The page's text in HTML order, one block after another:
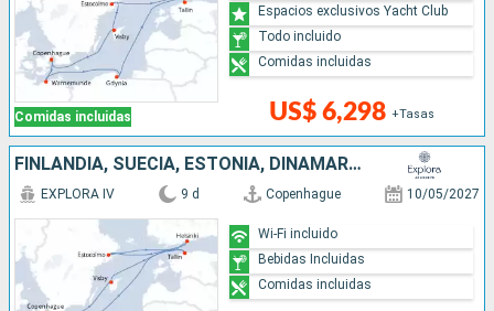
Comidas incluidas US$ 6,298 +Tasas
Espacios exclusivos Yacht Club
Todo incluido
Comidas incluidas
FINLANDIA, SUECIA, ESTONIA, DINAMARCA
EXPLORA IV 9 d Copenhague 10/05/2027
Wi-Fi incluido
Bebidas Incluidas
Comidas incluidas